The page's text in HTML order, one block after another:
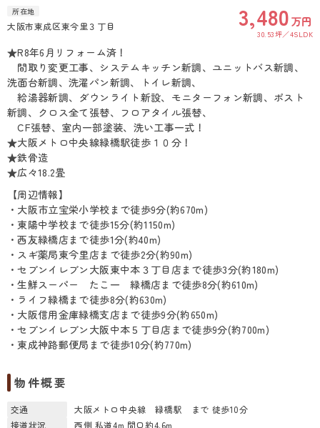
所在地
大阪市東成区東今里３丁目 3,480万円
30.53坪 4SLDK
★R8年6月リフォーム済！
間取り変更工事、システムキッチン新調、ユニットバス新調、
洗面台新調、洗濯パン新調、トイレ新調、
給湯器新調、ダウンライト新設、モニターフォン新調、ポスト
新調、クロス全て張替、フロアタイル張替、
CF張替、室内一部塗装、洗い工事一式！
★大阪メトロ中央線緑橋駅徒歩１０分！
★鉄骨造
★広々18.2畳
【周辺情報】
・大阪市立宝栄小学校まで徒歩9分(約670m)
・東陽中学校まで徒歩15分(約1150m)
・西友緑橋店まで徒歩1分(約40m)
・スギ薬局東今里店まで徒歩2分(約90m)
・セブンイレブン大阪東中本３丁目店まで徒歩3分(約180m)
・生鮮スーパー たこ一 緑橋店まで徒歩8分(約610m)
・ライフ緑橋まで徒歩8分(約630m)
・大阪信用金庫緑橋支店まで徒歩9分(約650m)
・セブンイレブン大阪中本５丁目店まで徒歩9分(約700m)
・東成神路郵便局まで徒歩10分(約770m)
物件概要
交通
大阪メトロ中央線 緑橋駅 まで 徒歩10分
接道状況
西側 私道4m 間口約4.6m